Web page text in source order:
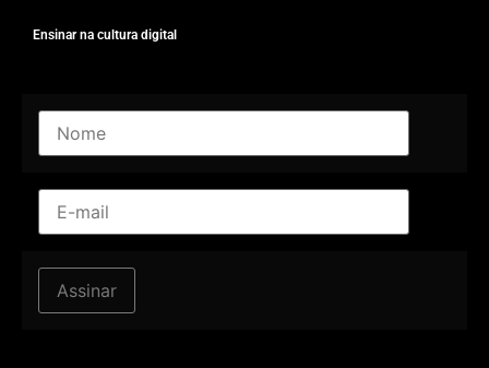
Ensinar na cultura digital